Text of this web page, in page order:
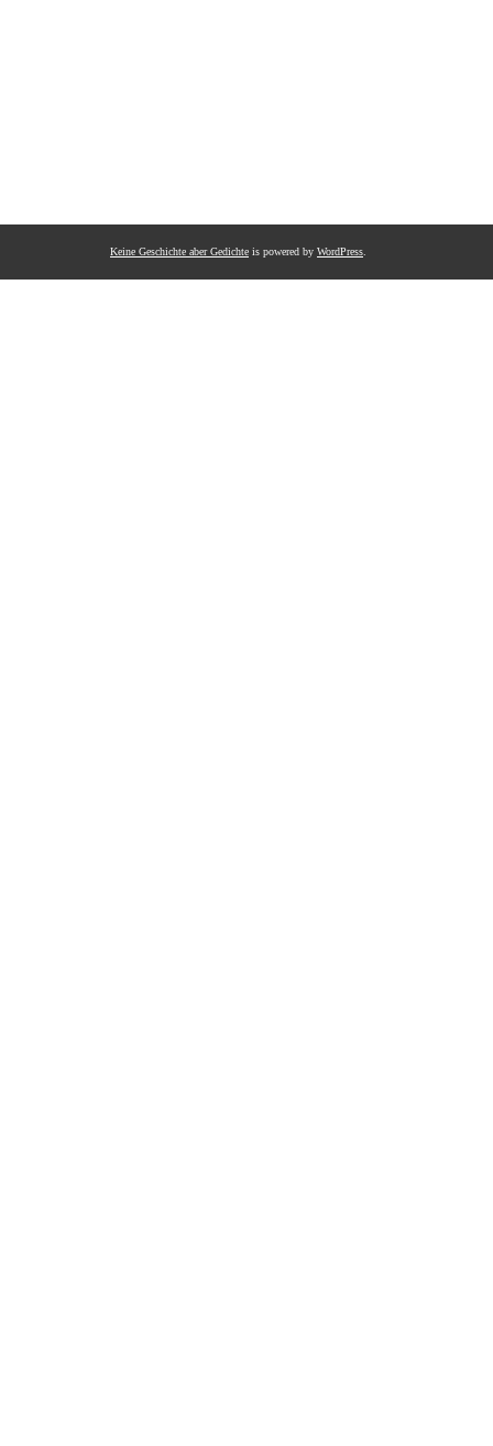
Keine Geschichte aber Gedichte is powered by WordPress